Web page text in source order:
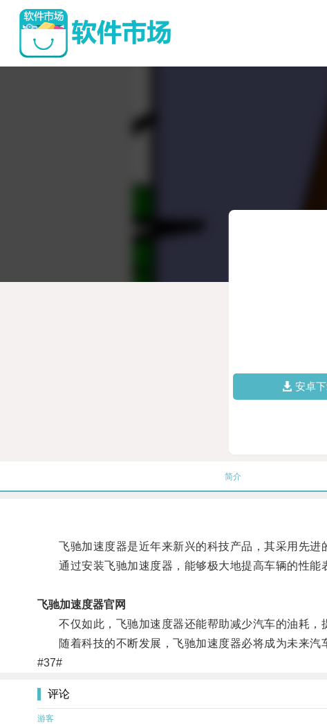
安卓
简介
飞驰加速度器是近年来新兴的科技产品，其采用先进
通过安装飞驰加速度器，能够极大地提高车辆的性能
飞驰加速度器官网
不仅如此，飞驰加速度器还能帮助减少汽车的油耗，
随着科技的不断发展，飞驰加速度器必将成为未来汽
#37#
评论
游客